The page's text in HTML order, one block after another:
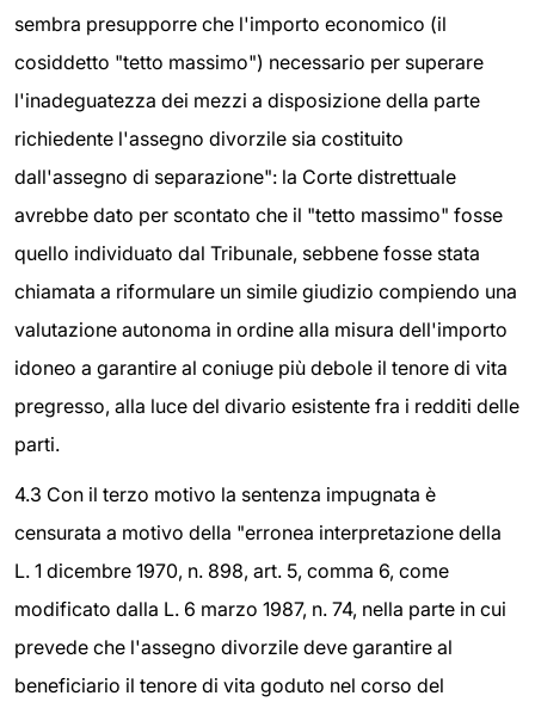
sembra presupporre che l'importo economico (il
cosiddetto "tetto massimo") necessario per superare
l'inadeguatezza dei mezzi a disposizione della parte
richiedente l'assegno divorzile sia costituito
dall'assegno di separazione": la Corte distrettuale
avrebbe dato per scontato che il "tetto massimo" fosse
quello individuato dal Tribunale, sebbene fosse stata
chiamata a riformulare un simile giudizio compiendo una
valutazione autonoma in ordine alla misura dell'importo
idoneo a garantire al coniuge più debole il tenore di vita
pregresso, alla luce del divario esistente fra i redditi delle
parti.
4.3 Con il terzo motivo la sentenza impugnata è
censurata a motivo della "erronea interpretazione della
L. 1 dicembre 1970, n. 898, art. 5, comma 6, come
modificato dalla L. 6 marzo 1987, n. 74, nella parte in cui
prevede che l'assegno divorzile deve garantire al
beneficiario il tenore di vita goduto nel corso del